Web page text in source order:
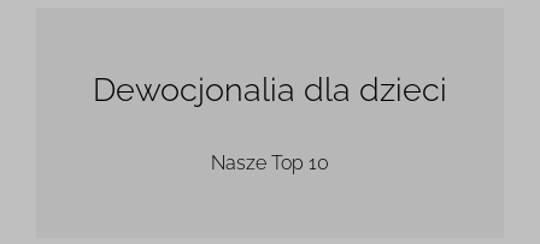
Dewocjonalia dla dzieci
Nasze Top 10